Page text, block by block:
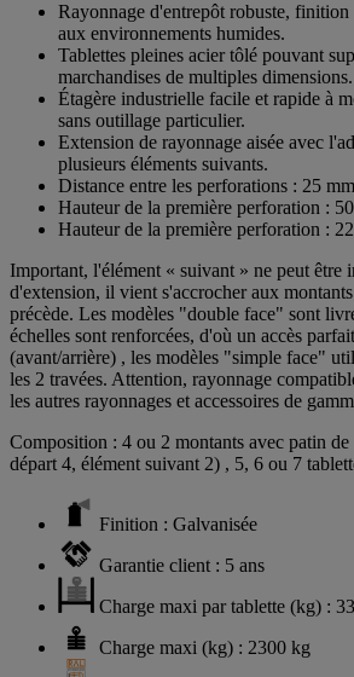
Rayonnage d'entrepôt robuste, finition
aux environnements humides.
Tablettes pleines acier tôlé pouvant
marchandises de multiples dimensions.
Étagère industrielle facile et rapide à
sans outillage particulier.
Extension de rayonnage aisée avec
plusieurs éléments suivants.
Distance entre les perforations : 25
Hauteur de la première perforation :
Hauteur de la première perforation :
Important, l'élément « suivant » ne peut être
d'extension, il vient s'accrocher aux
précède. Les modèles "double face" sont
échelles sont renforcées, d'où un accès
(avant/arrière) , les modèles "simple face"
les 2 travées. Attention, rayonnage
les autres rayonnages et accessoires de
Composition : 4 ou 2 montants avec patin
départ 4, élément suivant 2) , 5, 6 ou 7
Finition : Galvanisée
Garantie client : 5 ans
Charge maxi par tablette (kg) :
Charge maxi (kg) : 2300 kg